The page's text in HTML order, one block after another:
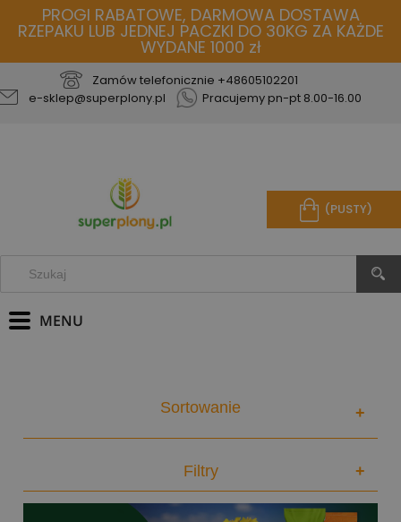
PROGI RABATOWE, DARMOWA DOSTAWA
RZEPAKU LUB JEDNEJ PACZKI DO 30KG ZA KAŻDE
WYDANE 1000 zł
Zamów telefonicznie +48605102201
e-sklep@superplony.pl
Pracujemy pn-pt 8.00-16.00
(PUSTY)
Sortowanie +
Filtry +